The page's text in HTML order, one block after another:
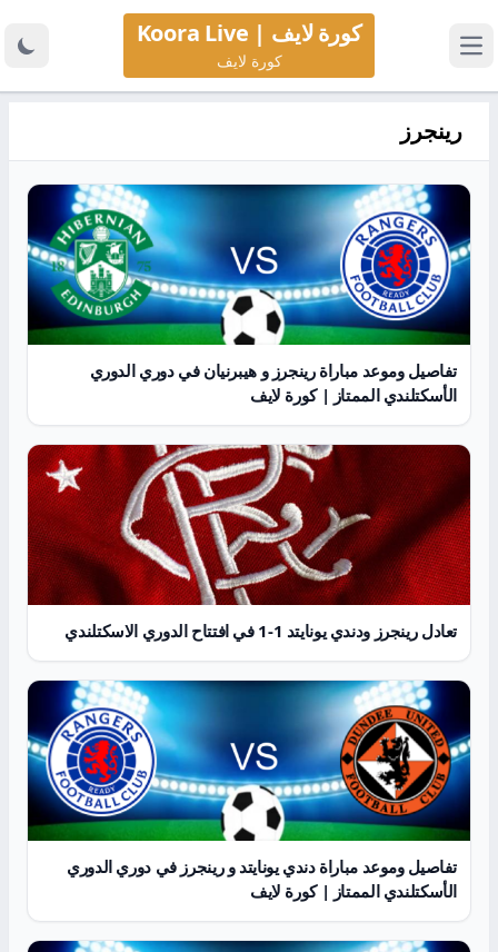
كورة لايف | Koora Live
كورة لايف
رينجرز
تفاصيل وموعد مباراة رينجرز و هيبرنيان في دوري الدوري
الأسكتلندي الممتاز | كورة لايف
تعادل رينجرز ودندي يونايتد 1-1 في افتتاح الدوري الاسكتلندي
تفاصيل وموعد مباراة دندي يونايتد و رينجرز في دوري الدوري
الأسكتلندي الممتاز | كورة لايف